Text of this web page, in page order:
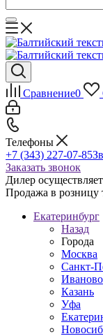
Сравнение0
Телефоны
+7 (343) 227-07-85
Заказать звонок
Дилер
Продажа в розницу
Екатеринбург
Назад
Города
Москва
Санкт-
Иваново
Казань
Уфа